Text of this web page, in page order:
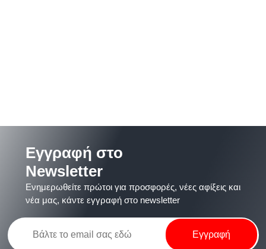
Εγγραφή στο
Newsletter
Ενημερωθείτε πρώτοι για προσφορές, νέες αφίξεις και
νέα μας, κάντε εγγραφή στο newsletter